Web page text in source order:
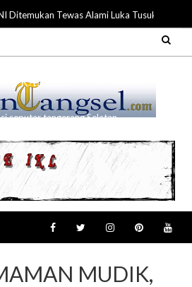
Tewas Alami Luka Tusuk di Gading
RANSEL
seputar tangerang Selatan
MUDIK,